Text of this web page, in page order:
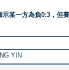
某一方為負0:3，但
YIN